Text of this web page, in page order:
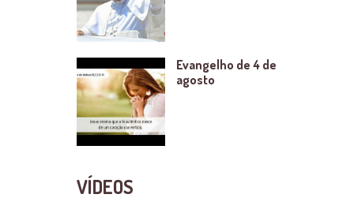
Evangelho de 4 de
agosto
VÍDEOS